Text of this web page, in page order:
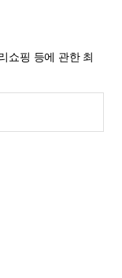
쇼핑 등에 관한 최